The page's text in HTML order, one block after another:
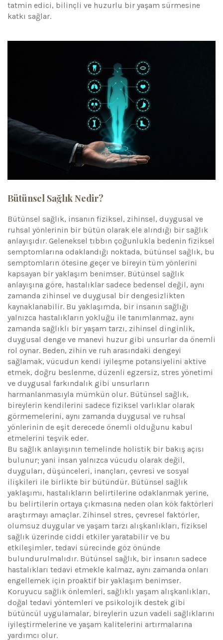
tatmin edici, bilinçli ve huzurlu bir yaşam sürmesine
katkı sağlar.
Bütünsel Sağlık Nedir?
Bütünsel sağlık, insanın fiziksel, zihinsel, duygusal ve
ruhsal yönlerinin bir bütün olarak ele alındığı bir sağlık
anlayışıdır. Geleneksel tıbbın çoğunlukla bedenin fiziksel
semptomlarına odaklandığı noktada, bütünsel sağlık, bu
semptomların ötesine geçer ve bireyin tüm yönlerini
kapsayan bir yaklaşım benimser. Bütünsel sağlık
anlayışına göre, hastalıklar sadece bedensel değil, aynı
zamanda zihinsel ve duygusal bir dengesizlikten
kaynaklanabilir. Bu yaklaşımda, bir insanın sağlığı
yalnızca hastalıkların yokluğu ile tanımlanmaz, aynı
zamanda sağlıklı bir yaşam tarzı, zihinsel dinginlik,
duygusal denge ve manevi huzur gibi unsurlar da önemli
rol oynar. Beden, zihin ve ruh arasındaki dengeyi
sağlamak, vücudun kendi iyileşme potansiyelini aktive
etmek, doğru beslenme, düzenli egzersiz, stres yönetimi
ve duygusal farkındalık gibi unsurların
harmanlanmasıyla mümkün olur. Bütünsel sağlık,
bireylerin kendilerini sadece fiziksel varlıklar olarak
görmemelerini, aynı zamanda duygusal ve ruhsal
yönlerinin de eşit derecede önemli olduğunu kabul
etmelerini teşvik eder.
Bu sağlık anlayışının temelinde holistik bir bakış açısı
bulunur; yani insan yalnızca vücudu olarak değil,
duyguları, düşünceleri, inançları, çevresi ve sosyal
ilişkileri ile birlikte bir bütündür. Bütünsel sağlık
yaklaşımı, hastalıkların belirtilerine odaklanmak yerine,
bu belirtilerin ortaya çıkmasına neden olan kök faktörleri
araştırmayı amaçlar. Zihinsel stres, çevresel faktörler,
olumsuz duygular ve yaşam tarzı alışkanlıkları, fiziksel
sağlık üzerinde ciddi etkiler yaratabilir ve bu
etkileşimler, tedavi sürecinde göz önünde
bulundurulmalıdır. Bütünsel sağlık, bir insanın sadece
hastalıkları tedavi etmekle kalmaz, aynı zamanda onları
engellemek için proaktif bir yaklaşım benimser.
Koruyucu sağlık önlemleri, sağlıklı yaşam alışkanlıkları,
doğal tedavi yöntemleri ve psikolojik destek gibi
bütüncül uygulamalar, bireylerin uzun vadeli sağlıklarını
iyileştirmelerine ve yaşam kalitelerini artırmalarına
yardımcı olur.